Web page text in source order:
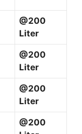
@200
Liter
@200
Liter
@200
Liter
@200